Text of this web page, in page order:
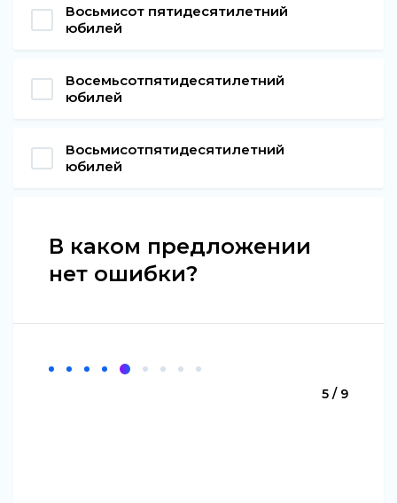
Восьмисот пятидесятилетний
юбилей
Восемьсотпятидесятилетний
юбилей
Восьмисотпятидесятилетний
юбилей
В каком предложении
нет ошибки?
5 / 9